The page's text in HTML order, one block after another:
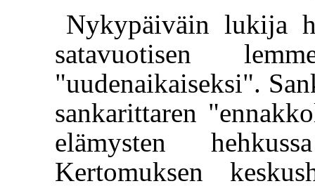
Nykypäiväin lukija
satavuotisen
"uudenaikaiseksi".
sankarittaren
elämysten
Kertomuksen